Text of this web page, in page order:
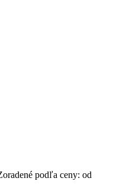
podľa ceny: od